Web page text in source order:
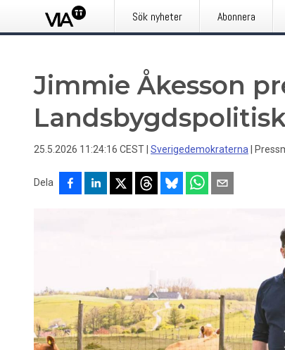
Sök nyheter Abonnera
Jimmie Åkesson
25.5.2026 11:24:16 CEST Sverigedemokraterna
Dela